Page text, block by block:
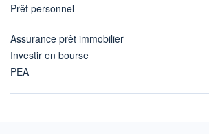
Prêt personnel
Assurance prêt immobilier
Investir en bourse
PEA